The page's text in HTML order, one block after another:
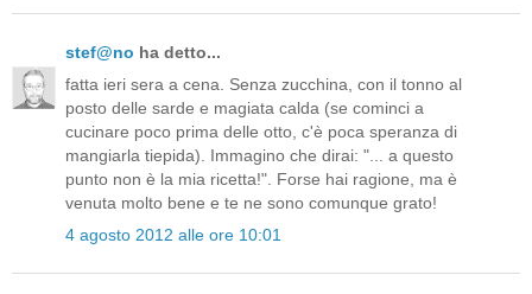
stef@no ha detto...
fatta ieri sera a cena. Senza zucchina, con il tonno al
posto delle sarde e magiata calda (se cominci a
cucinare poco prima delle otto, c'è poca speranza di
mangiarla tiepida). Immagino che dirai: "... a questo
punto non è la mia ricetta!". Forse hai ragione, ma è
venuta molto bene e te ne sono comunque grato!
4 agosto 2012 alle ore 10:01